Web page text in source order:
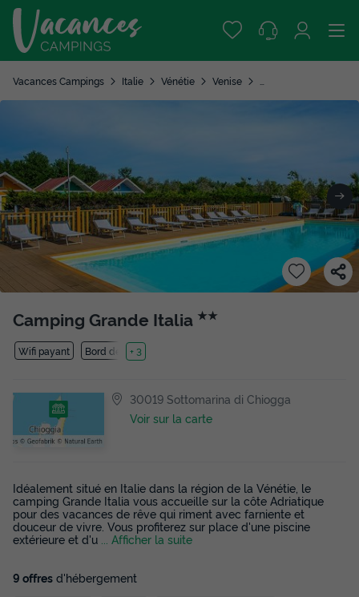
Vacances Campings Italie Vénétie Venise
Camping Grande Italia ★★
Wifi payant Bord de mer
+ 3
30019 Sottomarina di Chiogga
Voir sur la carte
Idéalement situé en Italie dans la région de la Vénétie, le
camping Grande Italia vous accueille sur la côte Adriatique
pour des vacances de rêve qui riment avec farniente et
douceur de vivre. Vous profiterez sur place d'une piscine
extérieure et d'u
... Afficher la suite
9 offres d'hébergement